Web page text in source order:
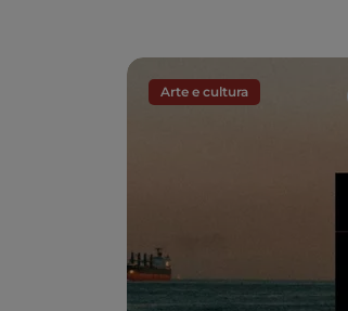
Arte e cultura